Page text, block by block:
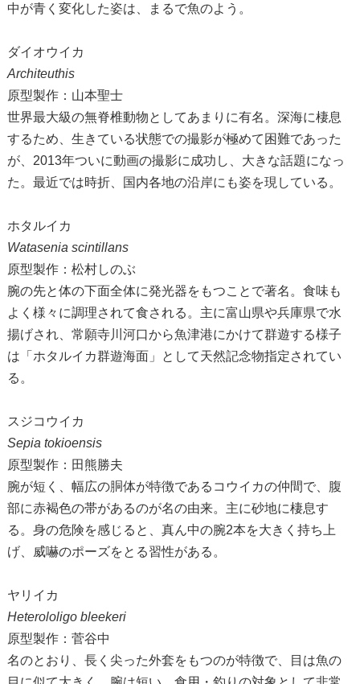
中が青く変化した姿は、まるで魚のよう。
ダイオウイカ
Architeuthis
原型製作：山本聖士
世界最大級の無脊椎動物としてあまりに有名。深海に棲息
するため、生きている状態での撮影が極めて困難であった
が、2013年ついに動画の撮影に成功し、大きな話題になっ
た。最近では時折、国内各地の沿岸にも姿を現している。
ホタルイカ
Watasenia scintillans
原型製作：松村しのぶ
腕の先と体の下面全体に発光器をもつことで著名。食味も
よく様々に調理されて食される。主に富山県や兵庫県で水
揚げされ、常願寺川河口から魚津港にかけて群遊する様子
は「ホタルイカ群遊海面」として天然記念物指定されてい
る。
スジコウイカ
Sepia tokioensis
原型製作：田熊勝夫
腕が短く、幅広の胴体が特徴であるコウイカの仲間で、腹
部に赤褐色の帯があるのが名の由来。主に砂地に棲息す
る。身の危険を感じると、真ん中の腕2本を大きく持ち上
げ、威嚇のポーズをとる習性がある。
ヤリイカ
Heterololigo bleekeri
原型製作：菅谷中
名のとおり、長く尖った外套をもつのが特徴で、目は魚の